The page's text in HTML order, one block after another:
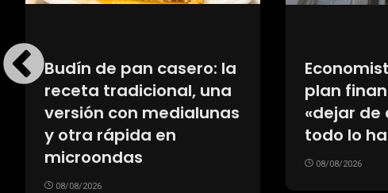
La Cámara ordenó
nuevas pruebas contra
Alberto Fernández y
podría demorarse el
juicio
08/08/2026
La AFA
Gianni
medio de
FIFA por
fallido